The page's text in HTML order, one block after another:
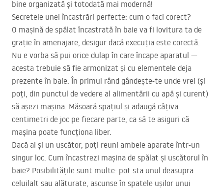
bine organizată și totodată mai modernă!
Secretele unei încastrări perfecte: cum o faci corect?
O mașină de spălat încastrată în baie va fi lovitura ta de
grație în amenajare, desigur dacă execuția este corectă.
Nu e vorba să pui orice dulap în care încape aparatul —
acesta trebuie să fie armonizat și cu elementele deja
prezente în baie. În primul rând gândește-te unde vrei (și
poți, din punctul de vedere al alimentării cu apă și curent)
să așezi mașina. Măsoară spațiul și adaugă câțiva
centimetri de joc pe fiecare parte, ca să te asiguri că
mașina poate funcționa liber.
Dacă ai și un uscător, poți reuni ambele aparate într-un
singur loc. Cum încastrezi mașina de spălat și uscătorul în
baie? Posibilitățile sunt multe: pot sta unul deasupra
celuilalt sau alăturate, ascunse în spatele ușilor unui